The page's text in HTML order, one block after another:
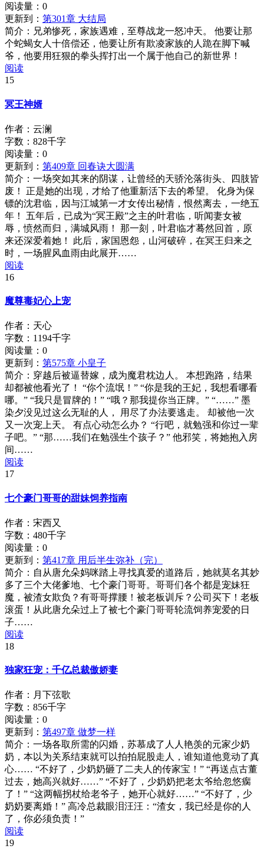
阅读量： 0
更新到： 第301章 大结局
简介： 兄弟惨死，家族遇难，至尊战龙一怒冲天。 他要让那
个蛇蝎女人十倍偿还，他要让所有欺凌家族的人跪在脚下喊
爷，他要用狂狠的拳头挥打出一个属于他自己的新世界！
阅读
15
冥王神婿
作者：云澜
字数：828千字
阅读量： 0
更新到： 第409章 回春诀大圆满
简介： 一场突如其来的阴谋，让曾经的天骄沦落街头、四肢皆
废！ 正是她的出现，才给了他重新活下去的希望。 化身为保
镖的沈君临，因与江城第一才女传出秘情，恨然离去，一绝五
年！ 五年后，已成为“冥王殿”之主的叶君临，听闻妻女被
辱，愤然而归，满城风雨！ 那一刻，叶君临才蓦然回首，原
来还深爱着她！ 此后，家国恩怨，山河破碎，在冥王归来之
时，一场腥风血雨由此展开……
阅读
16
魔尊毒妃心上宠
作者：天心
字数：1194千字
阅读量： 0
更新到： 第575章 小皇子
简介： 穿越后被逼替嫁，成为魔君枕边人。 本想跑路，结果
却都被他看光了！ “你个流氓！” “你是我的王妃，我想看哪看
哪。” “我只是冒牌的！” “哦？那我提你当正牌。” “……” 墨
染夕没见过这么无耻的人， 用尽了办法要逃走。 却被他一次
又一次宠上天。 有点心动怎么办？ “行吧，就勉强和你过一辈
子吧。” “那……我们在勉强生个孩子？” 他邪笑，将她抱入房
间……
阅读
17
七个豪门哥哥的甜妹饲养指南
作者：宋西又
字数：480千字
阅读量： 0
更新到： 第417章 用后半生弥补（完）
简介： 自从唐允朵妈咪踏上寻找真爱的道路后，她就莫名其妙
多了三个大佬爹地、七个豪门哥哥。哥哥们各个都是宠妹狂
魔，被渣女欺负？有哥哥撑腰！被老板训斥？公司买下！老板
滚蛋！从此唐允朵过上了被七个豪门哥哥轮流饲养宠爱的日
子……
阅读
18
独家狂宠：千亿总裁傲娇妻
作者：月下弦歌
字数：856千字
阅读量： 0
更新到： 第497章 做梦一样
简介： 一场各取所需的闪婚，苏慕成了人人艳羡的元家少奶
奶，本以为关系结束就可以拍拍屁股走人，谁知道他竟动了真
心…… “不好了，少奶奶砸了二夫人的传家宝！” “再送点古董
过去，她高兴就好……” “不好了，少奶奶把老太爷给忽悠瘸
了！” “这两幅拐杖给老爷子，她开心就好……” “不好了，少
奶奶要离婚！” 高冷总裁眼泪汪汪：“渣女，我已经是你的人
了，你必须负责！”
阅读
19